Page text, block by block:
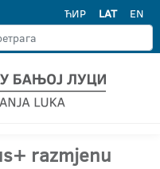
ЋИР LAT EN
razmjenu